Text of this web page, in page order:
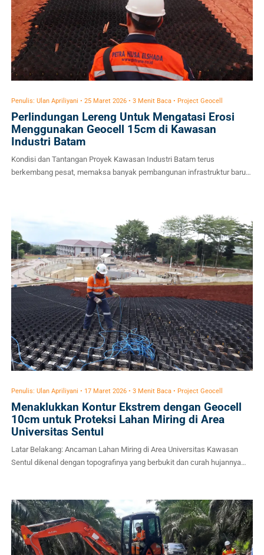
Penulis: Ulan Apriliyani • 25 Maret 2026 • 3 Menit Baca • Project Geocell
Perlindungan Lereng Untuk Mengatasi Erosi
Menggunakan Geocell 15cm di Kawasan
Industri Batam
Kondisi dan Tantangan Proyek Kawasan Industri Batam terus
berkembang pesat, memaksa banyak pembangunan infrastruktur baru
engineer di lapangan meliputi: Curah Hujan Tropis Ekstrem: Batam
memiliki curah […]
Penulis: Ulan Apriliyani • 17 Maret 2026 • 3 Menit Baca • Project Geocell
Menaklukkan Kontur Ekstrem dengan Geocell
10cm untuk Proteksi Lahan Miring di Area
Universitas Sentul
Latar Belakang: Ancaman Lahan Miring di Area Universitas Kawasan
Sentul dikenal dengan topografinya yang berbukit dan curah hujannya
tantangan geoteknik terbesar yang langsung muncul di depan mata
adalah stabilitas lereng. Lereng yang curam di area universitas bukan
hanya […]